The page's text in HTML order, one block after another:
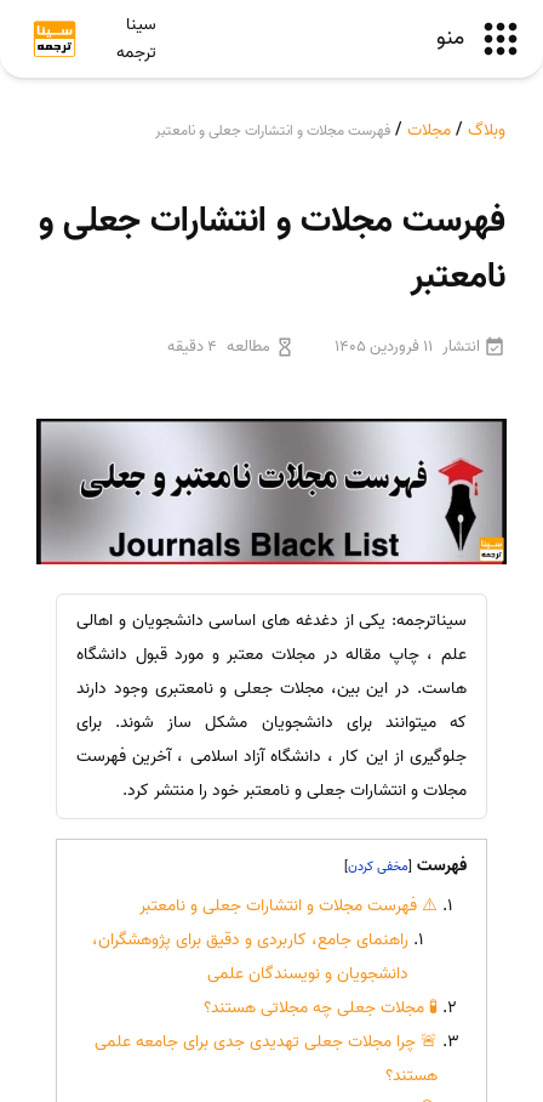
منو
سینا
ترجمه
وبلاگ /مجلات / فهرست مجلات و انتشارات جعلی و نامعتبر
فهرست مجلات و انتشارات جعلی و
نامعتبر
انتشار 11 فروردین 1405 مطالعه 4 دقیقه
سیناترجمه: یکی از دغدغه های اساسی دانشجویان و اهالی
علم ، چاپ مقاله در مجلات معتبر و مورد قبول دانشگاه
هاست. در این بین، مجلات جعلی و نامعتبری وجود دارند
که میتوانند برای دانشجویان مشکل ساز شوند. برای
جلوگیری از این کار ، دانشگاه آزاد اسلامی ، آخرین فهرست
مجلات و انتشارات جعلی و نامعتبر خود را منتشر کرد.
فهرست [
]
⚠️ فهرست مجلات و انتشارات جعلی و نامعتبر
راهنمای جامع، کاربردی و دقیق برای پژوهشگران،
دانشجویان و نویسندگان علمی
🧪 مجلات جعلی چه مجلاتی هستند؟
🚨 چرا مجلات جعلی تهدیدی جدی برای جامعه علمی
هستند؟